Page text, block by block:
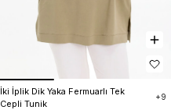
İki İplik Dik Yaka Fermuarlı Tek
Cepli Tunik
+9